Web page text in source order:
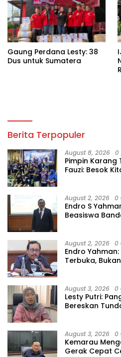
Gaung Perdana Lesty: 38
Dus untuk Sumatera
Berita Terpopuler
August 8, 2026 0
Pimpin Karang
Fauzi: Besok
August 2, 2026 0
Endro S
Beasiswa
August 2, 2026 0
Endro
Terbuka,
August 3, 2026 0
Lesty Putri:
Bereskan
August 3, 2026 0
Kemarau
Gerak Cepat